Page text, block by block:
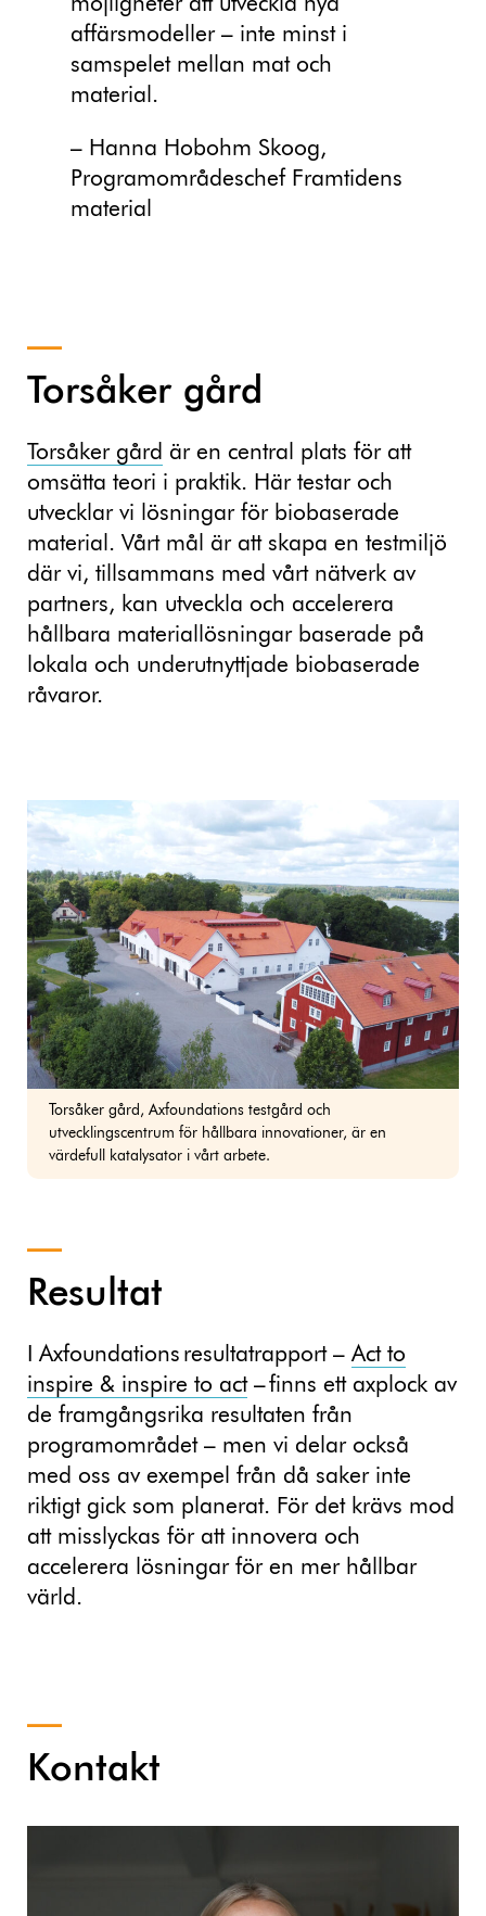
möjligheter att utveckla nya
affärsmodeller – inte minst i
samspelet mellan mat och
material.
– Hanna Hobohm Skoog,
Programområdeschef Framtidens
material
Torsåker gård
Torsåker gård är en central plats för att
omsätta teori i praktik. Här testar och
utvecklar vi lösningar för biobaserade
material. Vårt mål är att skapa en testmiljö
där vi, tillsammans med vårt nätverk av
partners, kan utveckla och accelerera
hållbara materiallösningar baserade på
lokala och underutnyttjade biobaserade
råvaror.
Torsåker gård, Axfoundations testgård och
utvecklingscentrum för hållbara innovationer, är en
värdefull katalysator i vårt arbete.
Resultat
I Axfoundations resultatrapport – Act to
inspire & inspire to act– finns ett axplock av
de framgångsrika resultaten från
programområdet – men vi delar också
med oss av exempel från då saker inte
riktigt gick som planerat. För det krävs mod
att misslyckas för att innovera och
accelerera lösningar för en mer hållbar
värld.
Kontakt